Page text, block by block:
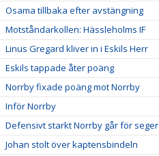
Osama tillbaka efter avstängning
Motståndarkollen: Hässleholms IF
Linus Gregard kliver in i Eskils Herr
Eskils tappade åter poäng
Norrby fixade poäng mot Norrby
Inför Norrby
Defensivt starkt Norrby går för seger
Johan stolt över kaptensbindeln